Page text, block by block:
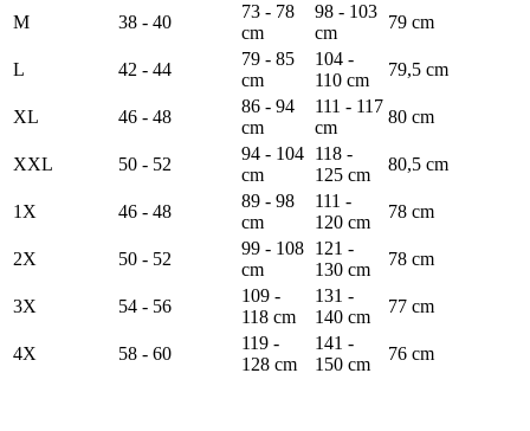
M 38 - 40
73 - 78
cm
98 - 103
cm
79 cm
L 42 - 44
79 - 85
cm
104 -
110 cm
79,5 cm
XL 46 - 48
86 - 94
cm
111 - 117
cm
80 cm
XXL 50 - 52
94 - 104
cm
118 -
125 cm
80,5 cm
1X 46 - 48
89 - 98
cm
111 -
120 cm
78 cm
2X 50 - 52
99 - 108
cm
121 -
130 cm
78 cm
3X 54 - 56
109 -
118 cm
131 -
140 cm
77 cm
4X 58 - 60
119 -
128 cm
141 -
150 cm
76 cm